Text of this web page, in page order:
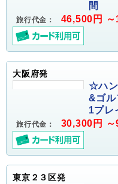
間
旅行代金： 46,500円 ～
大阪府発
☆ハン
&ゴル
1プレ
旅行代金： 30,300円 ～
東京２３区発